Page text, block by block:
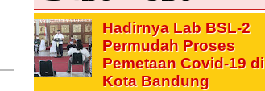
Hadirnya Lab BSL-2
Permudah Proses
Pemetaan Covid-19 di
Kota Bandung